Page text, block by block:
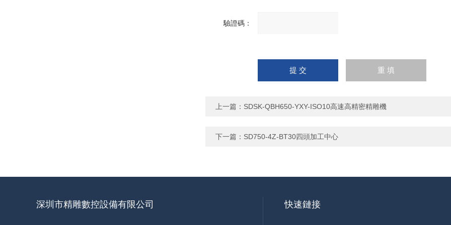
驗證碼：
入
計算結果（填寫阿拉伯數
字），如：三加四=7
上一篇： SDSK-QBH650-YXY-ISO10高速高精密精雕機
下一篇： SD750-4Z-BT30四頭加工中心
深圳市精雕數控設備有限公司 快速鏈接